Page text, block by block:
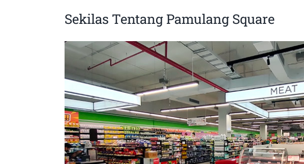
Sekilas Tentang Pamulang Square